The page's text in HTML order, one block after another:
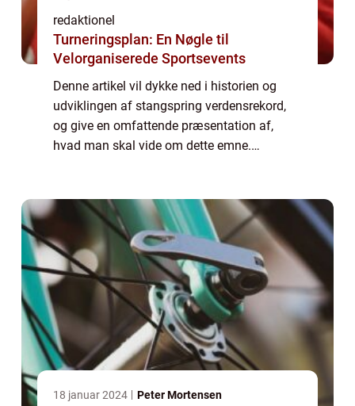
redaktionel
Turneringsplan: En Nøgle til
Velorganiserede Sportsevents
Denne artikel vil dykke ned i historien og
udviklingen af stangspring verdensrekord,
og give en omfattende præsentation af,
hvad man skal vide om dette emne.
atl...
18 januar 2024 Peter Mortensen